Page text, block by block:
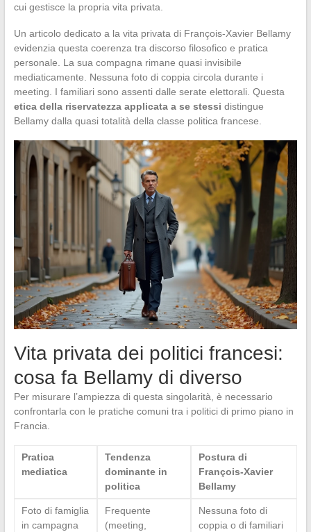
cui gestisce la propria vita privata.
Un articolo dedicato a la vita privata di François-Xavier Bellamy
evidenzia questa coerenza tra discorso filosofico e pratica
personale. La sua compagna rimane quasi invisibile
mediaticamente. Nessuna foto di coppia circola durante i
meeting. I familiari sono assenti dalle serate elettorali. Questa
etica della riservatezza applicata a se stessi distingue
Bellamy dalla quasi totalità della classe politica francese.
Vita privata dei politici francesi:
cosa fa Bellamy di diverso
Per misurare l’ampiezza di questa singolarità, è necessario
confrontarla con le pratiche comuni tra i politici di primo piano in
Francia.
Pratica
mediatica
Tendenza
dominante in
politica
Postura di
François-Xavier
Bellamy
Foto di famiglia
in campagna
Frequente
(meeting,
Nessuna foto di
coppia o di familiari